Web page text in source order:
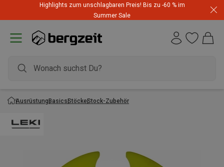
Highlights zum unschlagbaren Preis! Bis zu -60 % im
Summer Sale
AusrüstungBasicsStöckeStock-Zubehör